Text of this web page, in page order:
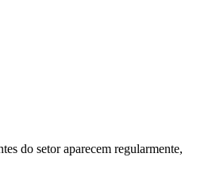
do setor aparecem regularmente,